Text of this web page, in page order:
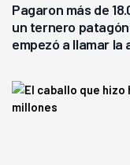
Pagaron más de
un ternero
empezó a llamar la